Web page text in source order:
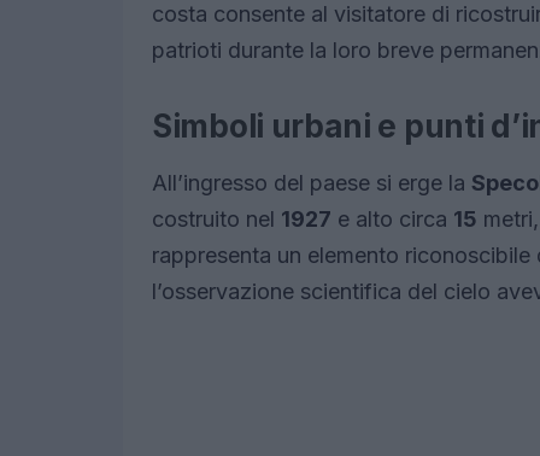
costa consente al visitatore di
patrioti durante la loro breve
Simboli urbani e punti
All’ingresso del paese si erge la
costruito nel 1927 e alto circa 15
rappresenta un elemento
l’osservazione scientifica del cielo